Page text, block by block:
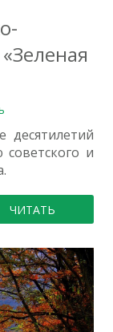
десятилетий
и
ЧИТАТЬ